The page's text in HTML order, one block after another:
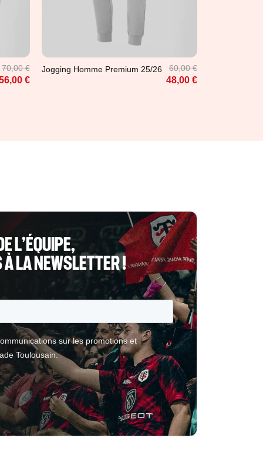
70,00 €
€
Jogging Homme Premium 25/26 60,00 €
48,00 €
3XL
L’ÉQUIPE,
LA NEWSLETTER !